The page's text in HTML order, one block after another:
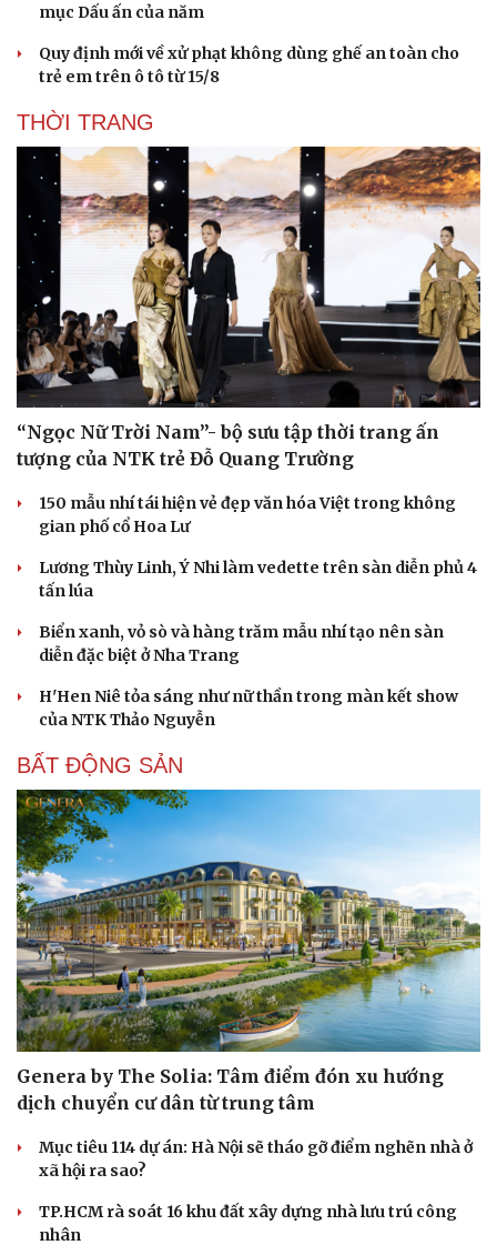
Sức khỏe
Dinh dưỡng - món ngon
Sản phụ khoa
Nhi khoa
Làm đẹp - giảm cân
Phòng mạch online
Ăn sạch sống khỏe
Đời sống
Tình yêu - Gia đình
mục Dấu ấn của năm
Quy định mới về xử phạt không dùng ghế an toàn cho
trẻ em trên ô tô từ 15/8
THỜI TRANG
“Ngọc Nữ Trời Nam”- bộ sưu tập thời trang ấn
tượng của NTK trẻ Đỗ Quang Trường
150 mẫu nhí tái hiện vẻ đẹp văn hóa Việt trong không
gian phố cổ Hoa Lư
Lương Thùy Linh, Ý Nhi làm vedette trên sàn diễn phủ 4
tấn lúa
Biển xanh, vỏ sò và hàng trăm mẫu nhí tạo nên sàn
diễn đặc biệt ở Nha Trang
H'Hen Niê tỏa sáng như nữ thần trong màn kết show
của NTK Thảo Nguyễn
BẤT ĐỘNG SẢN
Genera by The Solia: Tâm điểm đón xu hướng
dịch chuyển cư dân từ trung tâm
Mục tiêu 114 dự án: Hà Nội sẽ tháo gỡ điểm nghẽn nhà ở
xã hội ra sao?
TP.HCM rà soát 16 khu đất xây dựng nhà lưu trú công
nhân